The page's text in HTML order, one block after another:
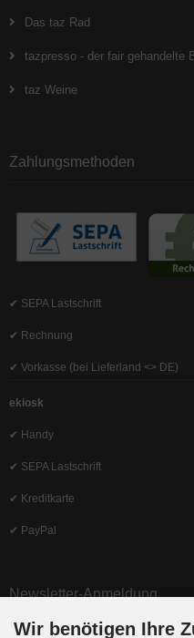
Das taz Rad
tazpresso - der fair gehandelte
taz Weine
Zahlungsmethoden
✔ SEPA Lastschrift
✔ Rechnung
✔ Vorkasse (bei Lieferland <> DE)
ekiosk
✔ Handy
✔ SEPA Lastschrift
✔ Kreditkarte
✔ PayPal
Newsletter-Anmeldung
Wir benötigen Ihre